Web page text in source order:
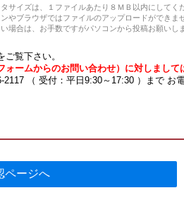
サイズは、１ファイルあたり８ＭＢ以内にしてく
やブラウザではファイルのアップロードができま
場合は、お手数ですがパソコンから投稿お願いし
ご覧下さい。
ームからのお問い合わせ）に対しまして
（ 受付：平日9:30～17:30 ）まで お
ページへ